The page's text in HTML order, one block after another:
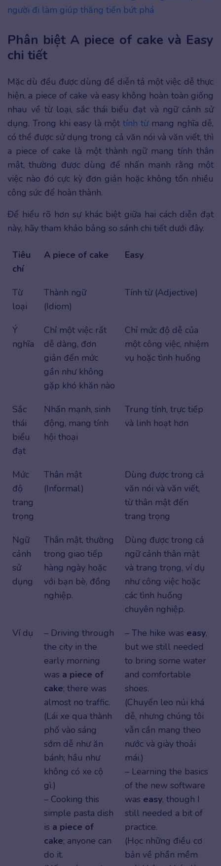
người đi làm giúp thăng tiến bứt phá
Phân biệt A piece of cake và Easy
chi tiết
Mặc dù đều được dùng để diễn tả một việc dễ thực
hiện, a piece of cake và easy không hoàn toàn giống
nhau về từ loại, sắc thái biểu đạt và ngữ cảnh sử
dụng. Trong khi easy là mộttính từmang nghĩa dễ,
có thể được sử dụng trong cả văn nói và văn viết, thì
a piece of cake là một thành ngữ mang tính thân
mật, thường được dùng để nhấn mạnh rằng một
việc nào đó cực kỳ đơn giản hoặc không tốn nhiều
công sức để hoàn thành.
Để hiểu rõ hơn sự khác biệt giữa hai cách diễn đạt
này, hãy tham khảo bảng so sánh chi tiết dưới đây.
Tiêu
chí
A piece of cake Easy
Từ
loại
Thành ngữ
(Idiom)
Tính từ (Adjective)
Ý
nghĩa
Chỉ một việc rất
dễ dàng, đơn
giản đến mức
gần như không
gặp khó khăn nào
Chỉ mức độ dễ của
một công việc, nhiệm
vụ hoặc tình huống
Sắc
thái
biểu
đạt
Nhấn mạnh, sinh
động, mang tính
hội thoại
Trung tính, trực tiếp
và linh hoạt hơn
Mức
độ
trang
trọng
Thân mật
(Informal)
Dùng được trong cả
văn nói và văn viết,
từ thân mật đến
trang trọng
Ngữ
cảnh
sử
dụng
Thân mật, thường
trong giao tiếp
hàng ngày hoặc
với bạn bè, đồng
nghiệp.
Dùng được trong cả
ngữ cảnh thân mật
và trang trọng, ví dụ
như công việc hoặc
các tình huống
chuyên nghiệp.
Ví dụ
– Driving through
the city in the
early morning
was a piece of
cake; there was
almost no traffic.
(Lái xe qua thành
phố vào sáng
sớm dễ như ăn
bánh; hầu như
không có xe cộ
gì.)
– Cooking this
simple pasta dish
is a piece of
cake; anyone can
do it.
– The hike was easy,
but we still needed
to bring some water
and comfortable
shoes.
(Chuyến leo núi khá
dễ, nhưng chúng tôi
vẫn cần mang theo
nước và giày thoải
mái.)
– Learning the basics
of the new software
was easy, though I
still needed a bit of
practice.
(Học những điều cơ
bản về phần mềm